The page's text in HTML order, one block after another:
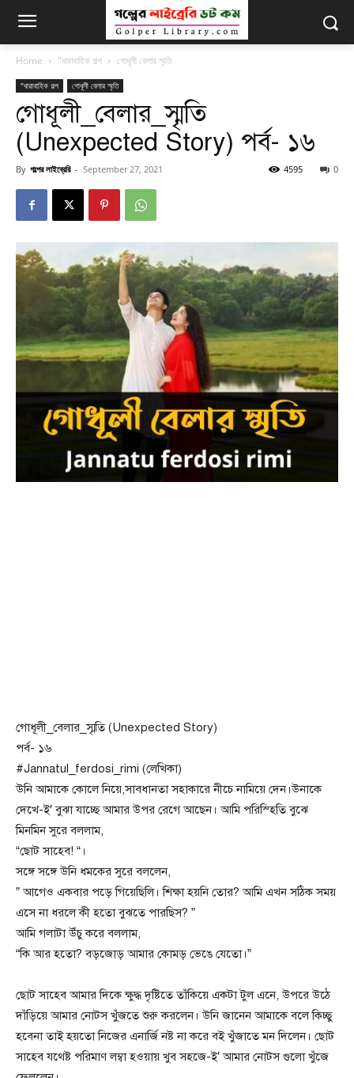
Home "ধারাবাহিক গল্প গোধূলী বেলার স্মৃতি
"ধারাবাহিক গল্প গোধূলী বেলার স্মৃতি
গোধূলী_বেলার_স্মৃতি
(Unexpected Story) পর্ব- ১৬
By গল্পের লাইব্রেরি - September 27, 2021 0
4595
গোধূলী_বেলার_স্মৃতি (Unexpected Story)
পর্ব- ১৬
#Jannatul_ferdosi_rimi (লেখিকা)
উনি আমাকে কোলে নিয়ে,সাবধানতা সহাকারে নীচে নামিয়ে দেন।উনাকে
দেখে-ই’ বুঝা যাচ্ছে আমার উপর রেগে আছেন। আমি পরিস্হিতি বুঝে
মিনমিন সুরে বললাম,
“ছোট সাহেব! “।
সঙ্গে সঙ্গে উনি ধমকের সুরে বললেন,
” আগেও একবার পড়ে গিয়েছিলি। শিক্ষা হয়নি তোর? আমি এখন সঠিক সময়
এসে না ধরলে কী হতো বুঝতে পারছিস? ”
আমি গলাটা উঁচু করে বললাম,
“কি আর হতো? বড়জোড় আমার কোমড় ভেঙে যেতো।”
ছোট সাহেব আমার দিকে ক্ষুদ্ধ দৃষ্টিতে তাঁকিয়ে একটা টুল এনে, উপরে উঠে
দাঁড়িয়ে আমার নোটস খু্ঁজতে শুরু করলেন। উনি জানেন আমাকে বলে কিচ্ছু
হবেনা তাই হয়তো নিজের এনার্জি নষ্ট না করে বই খুঁজাতে মন দিলেন। ছোট
সাহেব যথেষ্ট পরিমাণ লম্বা হওয়ায় খুব সহজে-ই’ আমার নোটস গুলো খুঁজে